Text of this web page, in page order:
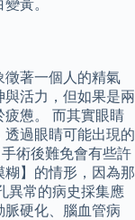
黃。
徵著一個人的精氣
活力，但如果是兩
疲憊。 而其實眼睛
過眼睛可能出現的
術後難免會有些許
】的情形，因為那
異常的病史採集應
硬化、腦血管病